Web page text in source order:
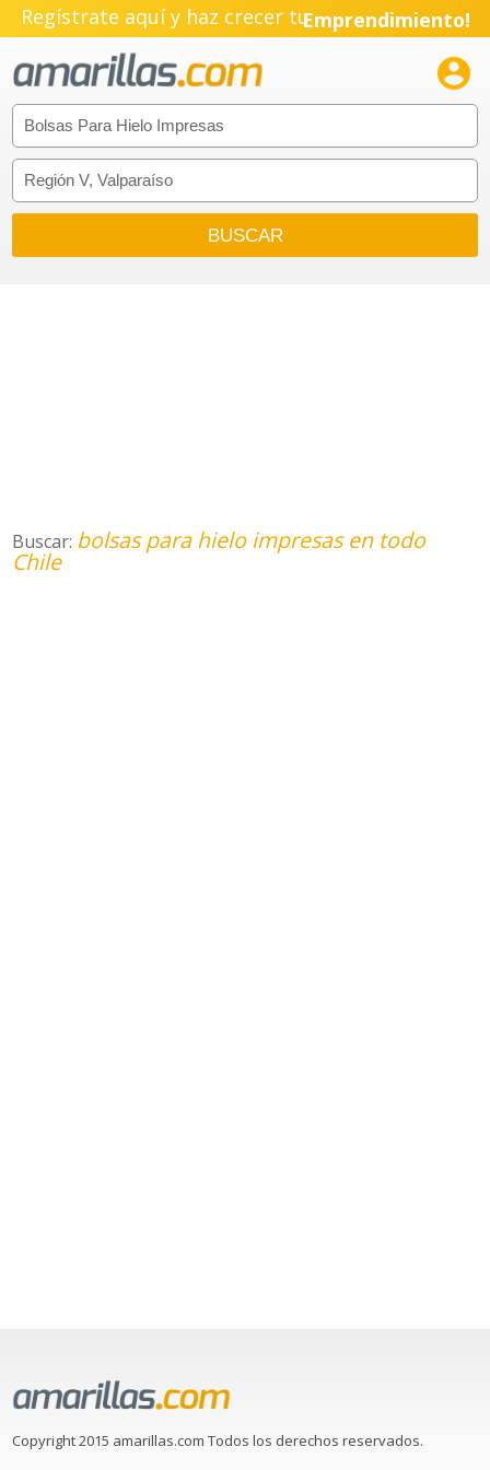
Regístrate aquí y haz crecer tuEmprendimiento!

Buscar: bolsas para hielo impresas en todo
Chile
Copyright 2015 amarillas.com Todos los derechos reservados.